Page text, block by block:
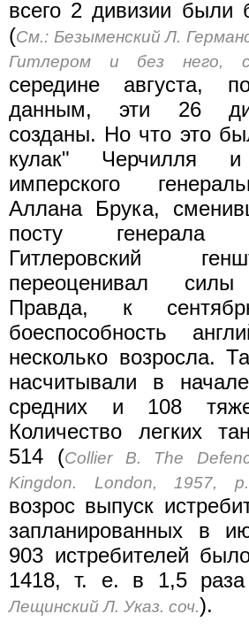
всего 2 дивизии были
(См.: Безыменский Л.
Гитлером и без него,
середине августа,
данным, эти 26
созданы. Но что это
кулак" Черчилля и
имперского
Аллана Брука,
посту генерала
Гитлеровский
переоценивал силы
Правда, к
боеспособность
несколько возросла.
насчитывали в
средних и 108
Количество легких
514 (Collier В. The
Kingdon. London, 1957,
возрос выпуск
запланированных в
903 истребителей
1418, т. е. в 1,5
Лещинский Л. Указ. соч.).